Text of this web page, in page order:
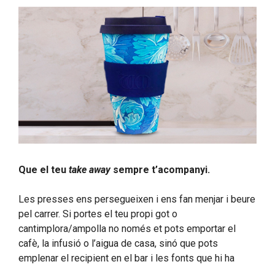
Que el teu take awaysempre t’acompanyi.
Les presses ens persegueixen i ens fan menjar i beure
pel carrer. Si portes el teu propi got o
cantimplora/ampolla no només et pots emportar el
cafè, la infusió o l’aigua de casa, sinó que pots
emplenar el recipient en el bar i les fonts que hi ha